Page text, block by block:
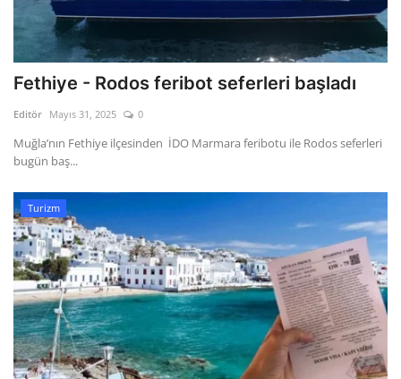
Fethiye - Rodos feribot seferleri başladı
Editör Mayıs 31, 2025 0
Muğla’nın Fethiye ilçesinden İDO Marmara feribotu ile Rodos seferleri
bugün baş...
Turizm